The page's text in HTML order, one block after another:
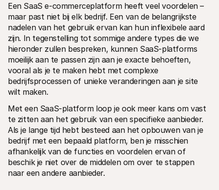
Een SaaS e-commerceplatform heeft veel voordelen –
maar past niet bij elk bedrijf. Een van de belangrijkste
nadelen van het gebruik ervan kan hun inflexibele aard
zijn. In tegenstelling tot sommige andere types die we
hieronder zullen bespreken, kunnen SaaS-platforms
moeilijk aan te passen zijn aan je exacte behoeften,
vooral als je te maken hebt met complexe
bedrijfsprocessen of unieke veranderingen aan je site
wilt maken.
Met een SaaS-platform loop je ook meer kans om vast
te zitten aan het gebruik van een specifieke aanbieder.
Als je lange tijd hebt besteed aan het opbouwen van je
bedrijf met een bepaald platform, ben je misschien
afhankelijk van de functies en voordelen ervan of
beschik je niet over de middelen om over te stappen
naar een andere aanbieder.